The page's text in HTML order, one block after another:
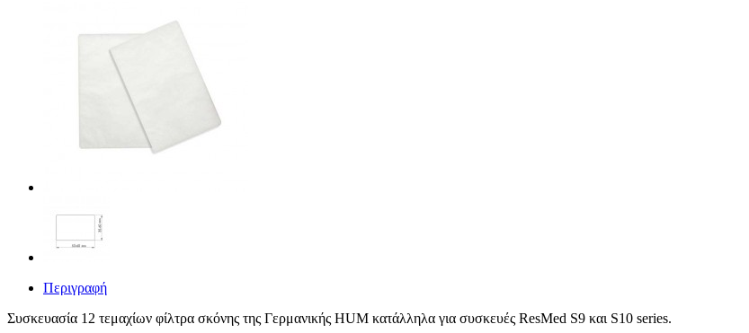
Περιγραφή
Συσκευασία 12 τεμαχίων φίλτρα σκόνης της Γερμανικής HUM κατάλληλα για συσκευές ResMed S9 και S10 series.